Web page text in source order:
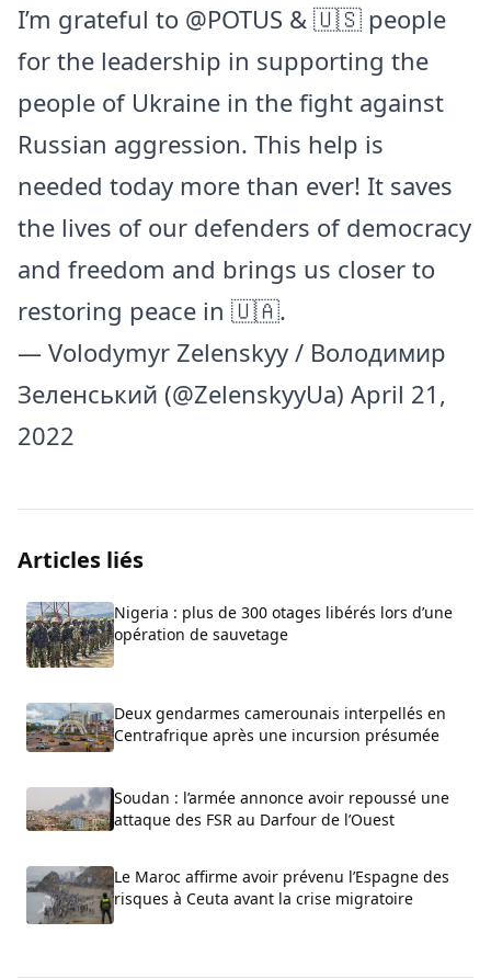
I’m grateful to @POTUS & 🇺🇸 people
for the leadership in supporting the
people of Ukraine in the fight against
Russian aggression. This help is
needed today more than ever! It saves
the lives of our defenders of democracy
and freedom and brings us closer to
restoring peace in 🇺🇦.
— Volodymyr Zelenskyy / Володимир
Зеленський (@ZelenskyyUa) April 21,
2022
Articles liés
Nigeria : plus de 300 otages libérés lors d’une
opération de sauvetage
Deux gendarmes camerounais interpellés en
Centrafrique après une incursion présumée
Soudan : l’armée annonce avoir repoussé une
attaque des FSR au Darfour de l’Ouest
Le Maroc affirme avoir prévenu l’Espagne des
risques à Ceuta avant la crise migratoire